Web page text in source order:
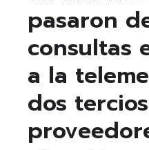
pasaron
consultas
a la
dos